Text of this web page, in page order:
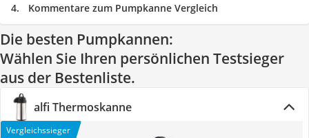
Kommentare zum Pumpkanne Vergleich
Die besten Pumpkannen:
Wählen Sie Ihren persönlichen Testsieger
aus der Bestenliste.
alfi Thermoskanne
Vergleichssieger